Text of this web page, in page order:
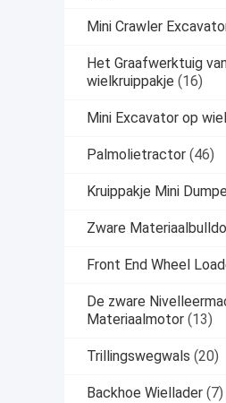
Mini Crawler
Het Graafwerktuig
wielkruippakje (16)
Mini Excavator op
Palmolietractor (46)
Kruippakje Mini
Zware
Front End Wheel
De zware
Materiaalmotor (13)
Trillingswegwals (20)
Backhoe Wiellader (7)